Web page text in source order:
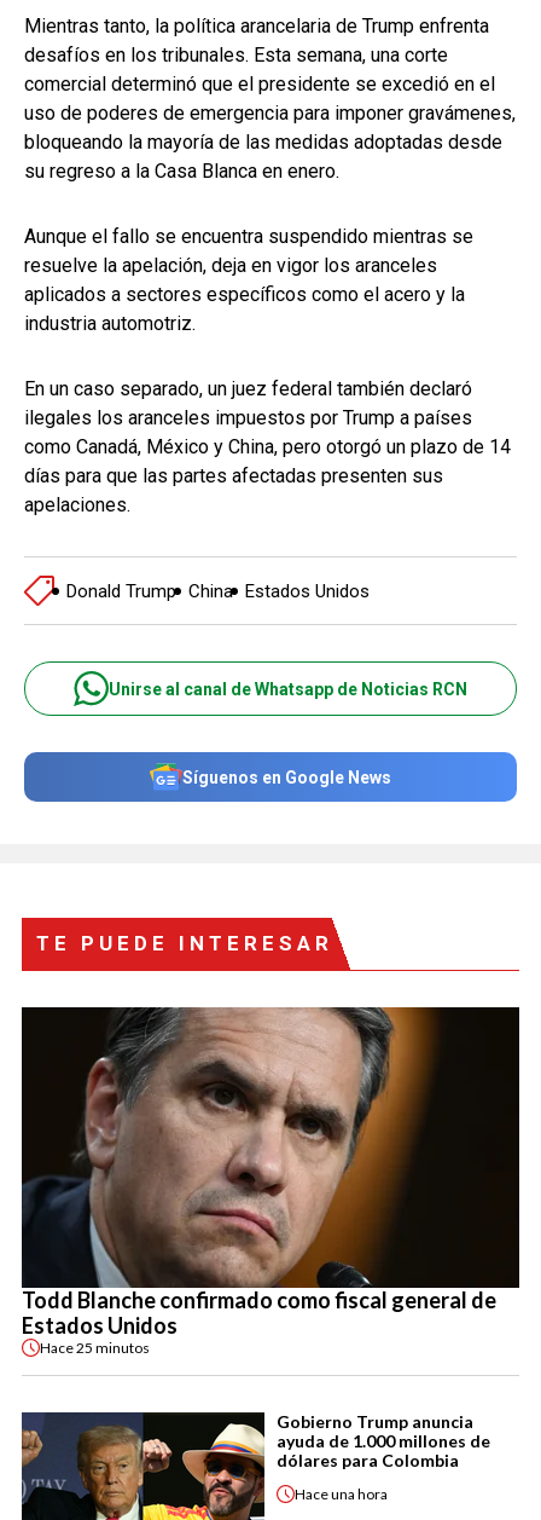
Mientras tanto, la política arancelaria de Trump enfrenta
desafíos en los tribunales. Esta semana, una corte
comercial determinó que el presidente se excedió en el
uso de poderes de emergencia para imponer gravámenes,
bloqueando la mayoría de las medidas adoptadas desde
su regreso a la Casa Blanca en enero.
Aunque el fallo se encuentra suspendido mientras se
resuelve la apelación, deja en vigor los aranceles
aplicados a sectores específicos como el acero y la
industria automotriz.
En un caso separado, un juez federal también declaró
ilegales los aranceles impuestos por Trump a países
como Canadá, México y China, pero otorgó un plazo de 14
días para que las partes afectadas presenten sus
apelaciones.
Donald Trump China Estados Unidos
Unirse al canal de Whatsapp de Noticias RCN
Síguenos en Google News
TE PUEDE INTERESAR
Todd Blanche confirmado como fiscal general de
Estados Unidos
Hace25 minutos
Gobierno Trump anuncia
ayuda de 1.000 millones de
dólares para Colombia
Haceuna hora